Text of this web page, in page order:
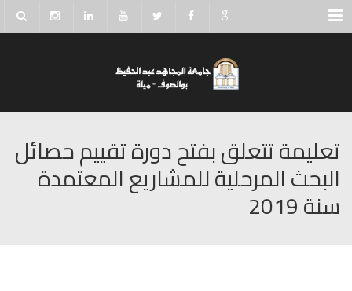
Menu
تعليمة تتعلق بفتح دورة تقييم حصائل
البحث المرحلية للمشاريع المعتمدة
سنة 2019